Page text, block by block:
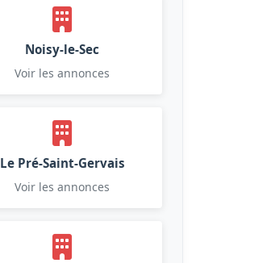
Noisy-le-Sec
Voir les annonces
Le Pré-Saint-Gervais
Voir les annonces